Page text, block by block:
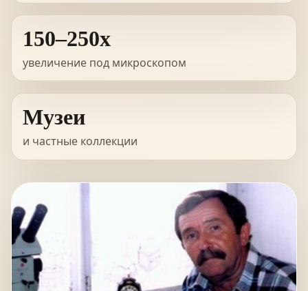
150–250x
увеличение под микроскопом
Музеи
и частные коллекции